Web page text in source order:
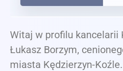
Witaj w profilu kancelarii
Łukasz Borzym,
miasta Kędzierzyn-Koźle.